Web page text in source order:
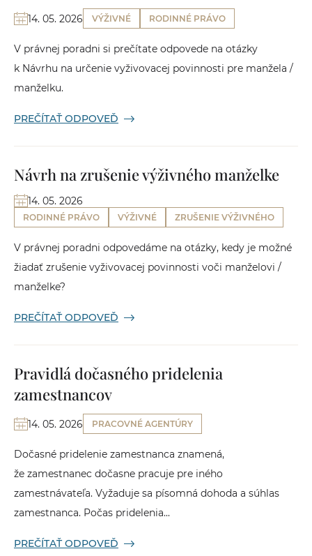
14. 05. 2026 VÝŽIVNÉ RODINNÉ PRÁVO
V právnej poradni si prečítate odpovede na otázky
k Návrhu na určenie vyživovacej povinnosti pre manžela /
manželku.
PREČÍTAŤ ODPOVEĎ
Návrh na zrušenie výživného manželke
14. 05. 2026
RODINNÉ PRÁVO VÝŽIVNÉ ZRUŠENIE VÝŽIVNÉHO
V právnej poradni odpovedáme na otázky, kedy je možné
žiadať zrušenie vyživovacej povinnosti voči manželovi /
manželke?
PREČÍTAŤ ODPOVEĎ
Pravidlá dočasného pridelenia
zamestnancov
14. 05. 2026 PRACOVNÉ AGENTÚRY
Dočasné pridelenie zamestnanca znamená,
že zamestnanec dočasne pracuje pre iného
zamestnávateľa. Vyžaduje sa písomná dohoda a súhlas
zamestnanca. Počas pridelenia...
PREČÍTAŤ ODPOVEĎ